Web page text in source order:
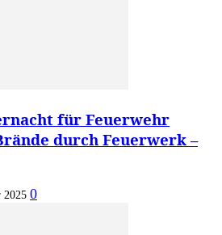
für Feuerwehr
durch Feuerwerk –
2025 0